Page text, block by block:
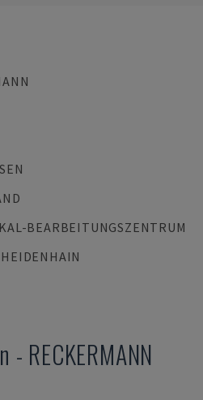
BEARBEITUNGSZENTRUM
HEIDENHAIN
- RECKERMANN